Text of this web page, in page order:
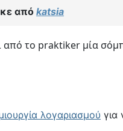
από katsia
το praktiker μία
λογαριασμού για